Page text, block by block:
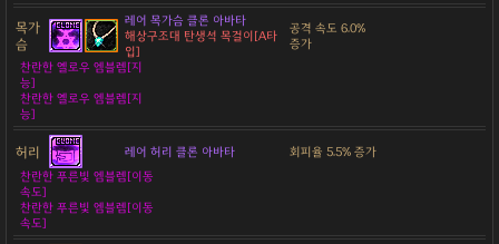
목가
슴
레어 목가슴 클론 아바타
해상구조대 탄생석 목걸이[A타
입]
공격 속도 6.0%
증가
찬란한 옐로우 엠블렘[지
능]
찬란한 옐로우 엠블렘[지
능]
허리 레어 허리 클론 아바타
회피율 5.5% 증가
찬란한 푸른빛 엠블렘[이동
속도]
찬란한 푸른빛 엠블렘[이동
속도]